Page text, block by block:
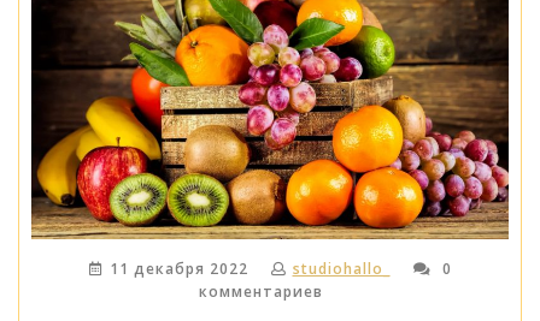
11 декабря 2022 studiohallo_
0
комментариев